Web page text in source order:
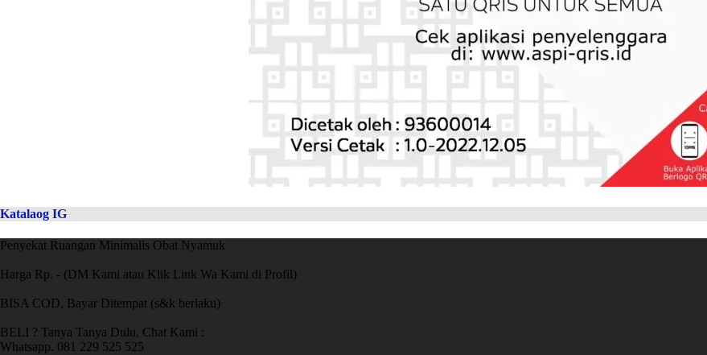
Katalaog IG
Penyekat Ruangan Minimalis Obat Nyamuk
Harga Rp. - (DM Kami atau Klik Link Wa Kami di Profil)
BISA COD, Bayar Ditempat (s&k berlaku)
BELI ? Tanya Tanya Dulu, Chat Kami :
Whatsapp. 081 229 525 525